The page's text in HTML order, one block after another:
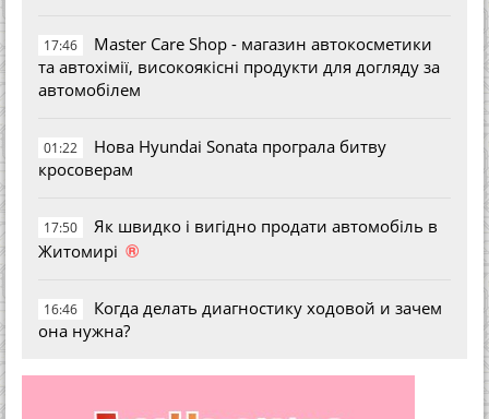
17:46
Master Care Shop - магазин автокосметики
та автохімії, високоякісні продукти для догляду за
автомобілем
01:22
Нова Hyundai Sonata програла битву
кросоверам
17:50
Як швидко і вигідно продати автомобіль в
Житомирі ®
16:46
Когда делать диагностику ходовой и зачем
она нужна?